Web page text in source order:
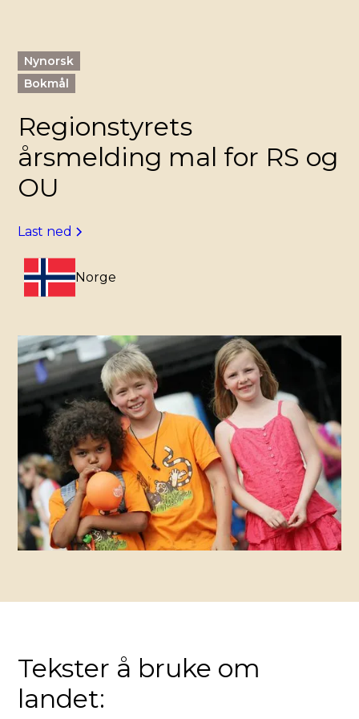
Nynorsk
Bokmål
Regionstyrets
årsmelding mal for RS og
OU
Last ned
Norge
Tekster å bruke om
landet: